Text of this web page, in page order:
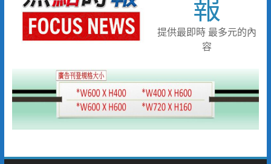
兩岸翰墨同心共書忠義仁勇 張
惠臣書《忠義》 林家同寫《仁
勇》 2026(丙午)海峽兩岸藝術
名家共祝關公文化節台灣八卦山
中元普渡這盒最有心！臺南集結
10款人氣農產 愛買限量開賣
一直走在前面！單月42.8萬人
次！ 中市敬老計程車隊服務人
次創新高
報
提供最即時 最多元的內
容